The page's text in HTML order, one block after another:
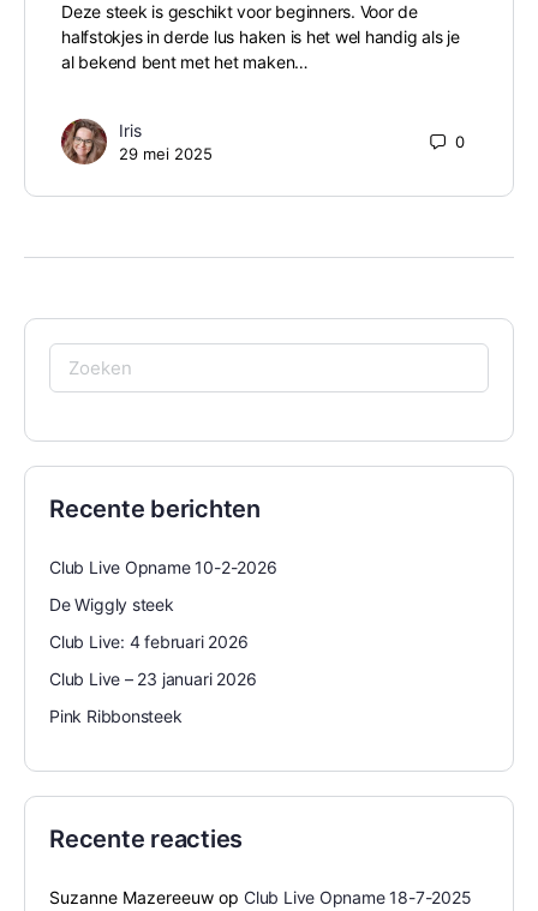
Deze steek is geschikt voor beginners. Voor de
halfstokjes in derde lus haken is het wel handig als je
al bekend bent met het maken…
Iris
29 mei 2025
0
Zoeken
naar:
Recente berichten
Club Live Opname 10-2-2026
De Wiggly steek
Club Live: 4 februari 2026
Club Live – 23 januari 2026
Pink Ribbonsteek
Recente reacties
Suzanne Mazereeuw op Club Live Opname 18-7-2025